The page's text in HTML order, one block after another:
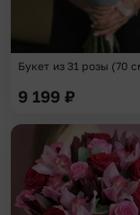
Букет из 31 розы (70
9 199 ₽